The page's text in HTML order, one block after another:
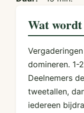
Wat
domineren. 1-
Deelnemers
tweetallen,
iedereen